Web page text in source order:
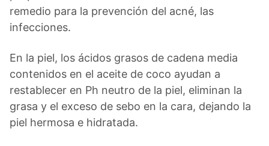
remedio para la prevención del acné, las
infecciones.
En la piel, los ácidos grasos de cadena media
contenidos en el aceite de coco ayudan a
restablecer en Ph neutro de la piel, eliminan la
grasa y el exceso de sebo en la cara, dejando la
piel hermosa e hidratada.